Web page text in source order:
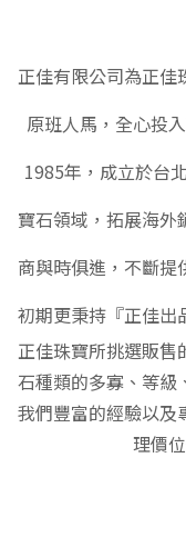
正佳有限公司為正佳
原班人馬，全心投
1985年，成立於台
寶石領域，拓展海
商與時俱進，不斷提
初期更秉持『正佳出
正佳珠寶所挑選販
石種類的多寡、等級
我們豐富的經驗以及
理價